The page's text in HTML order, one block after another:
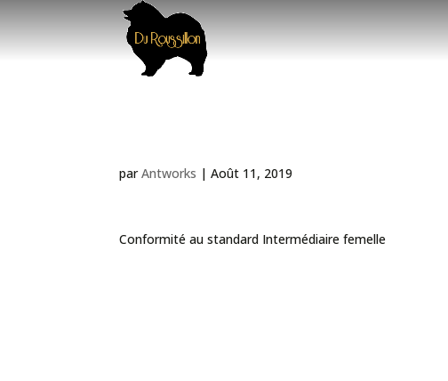
parAntworks |Août 11, 2019
Conformité au standard Intermédiaire femelle